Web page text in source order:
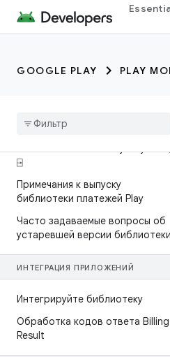
GOOGLE PLAY PLAY
Настройка
выставления счетов 9
⍈
Примечания к выпуску
библиотеки платежей Play
Часто задаваемые вопросы об
устаревшей версии библиотеки
ИНТЕГРАЦИЯ ПРИЛОЖЕНИЙ
Интегрируйте библиотеку
Обработка кодов ответа Billing
Result